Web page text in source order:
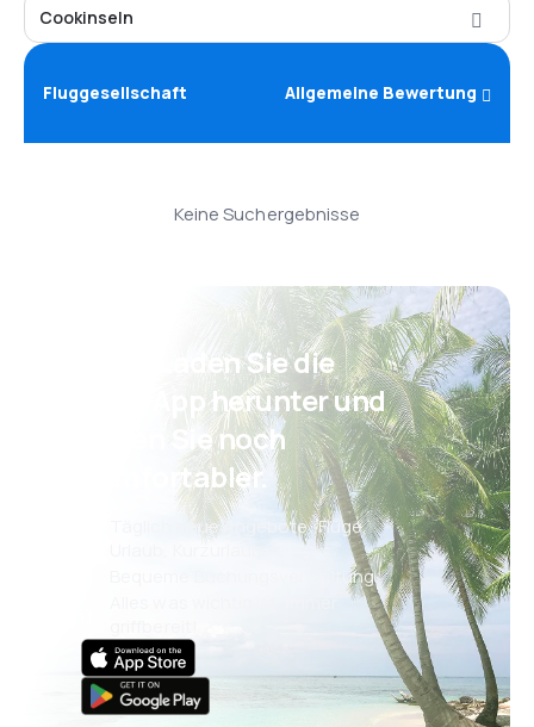
Cookinseln
Fluggesellschaft Allgemeine Bewertung
Keine Suchergebnisse
Psst! Laden Sie die
eSky App herunter und
reisen Sie noch
komfortabler.
Täglich neue Angebote: Flüge,
Bequeme Buchungsverwaltung